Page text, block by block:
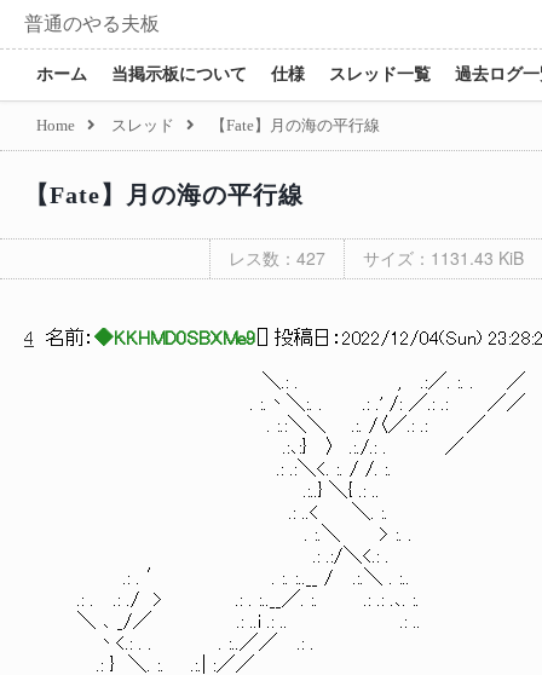
普通のやる夫板
ホーム 当掲示板について 仕様 スレッド一覧 過去ログ
Home スレッド 【Fate】月の海の平行線
【Fate】月の海の平行線
レス数：427 サイズ：1131.43 KiB
4 名前： ◆KKHMD0SBXMe9 ] 投稿日： 2022/12/04(Sun)
＼.: . , .:／. :. . ／ .: .
. :.丶＼:. . .: .' /: ／.: .: ／
. :.:＼＼ .:. /〈／.: .: ／ .:
.:､:} 〉 .:./.: . ／ .:|i .:
.: .:＼<. :. / /. :.
.:..} ＼{ .: .. .:
.: ..< ＼. :. .:..|i .:
. :.＼ > :. . .: ｉ
.: .:/＼<.: . .: .:.
.: . ′ . :. :..__ / .:.＼ . :.. .: .:.／
.: . .: ./ > .: . :..__／. :. .: .: .､. :. :.: .
＼ ､ _/／ .: ..i .: .. .: .. . :.< < ￣
丶<.: . . . :..／／ .: . .:. :＼ ＼.
.: } ＼. :. .:.| :／／ .:. 丶＼